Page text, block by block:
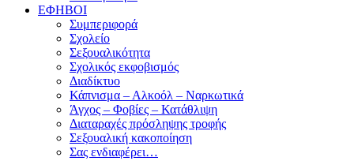
ΕΦΗΒΟΙ
Συμπεριφορά
Σχολείο
Σεξουαλικότητα
Σχολικός εκφοβισμός
Διαδίκτυο
Κάπνισμα – Αλκοόλ – Ναρκωτικά
Άγχος – Φοβίες – Κατάθλιψη
Διαταραχές πρόσληψης τροφής
Σεξουαλική κακοποίηση
Σας ενδιαφέρει…